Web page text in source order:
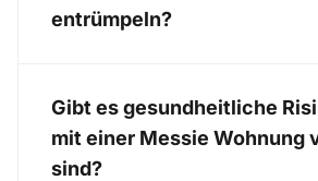
entrümpeln?
Gibt es gesundheitliche
mit einer Messie Wohnung
sind?